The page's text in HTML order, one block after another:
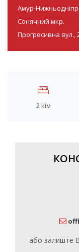
Амур-
Сонячний мкр.
Прогресивна вул.,
2 кім
або залиште